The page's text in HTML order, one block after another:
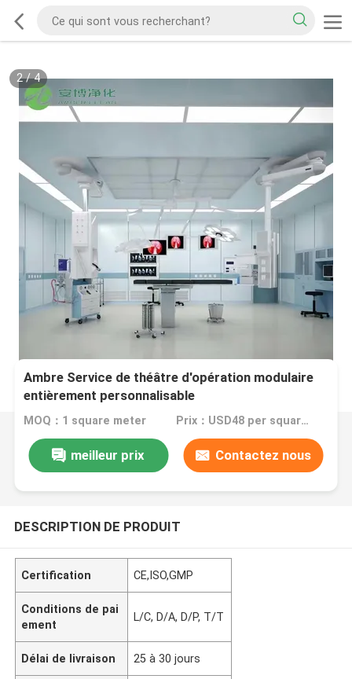
2/4
Ambre Service de théâtre d'opération modulaire
entièrement personnalisable
MOQ：1 square meter Prix：USD48 per square meter
meilleur prix Contactez nous
DESCRIPTION DE PRODUIT
Certification CE,ISO,GMP
Conditions de pai
ement
L/C, D/A, D/P, T/T
Délai de livraison 25 à 30 jours